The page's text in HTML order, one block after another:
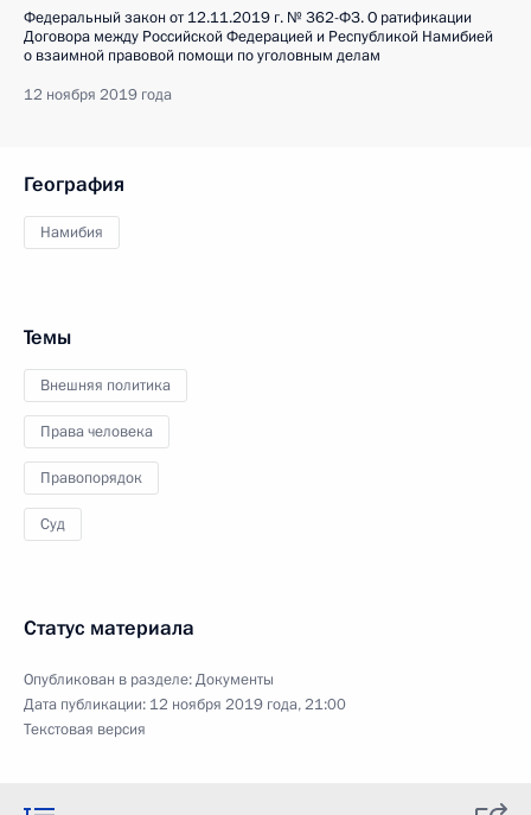
Федеральный закон от 12.11.2019 г. № 362-ФЗ. О ратификации
Договора между Российской Федерацией и Республикой Намибией
о взаимной правовой помощи по уголовным делам
12 ноября 2019 года
География
Намибия
Темы
Внешняя политика
Права человека
Правопорядок
Суд
Статус материала
Опубликован в разделе:Документы
Дата публикации: 12 ноября 2019 года, 21:00
Текстовая версия